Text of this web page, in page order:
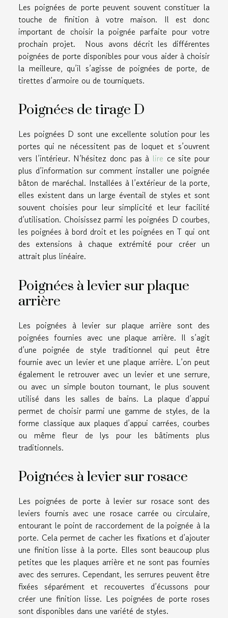
Les poignées de porte peuvent souvent constituer la
touche de finition à votre maison. Il est donc
important de choisir la poignée parfaite pour votre
prochain projet. Nous avons décrit les différentes
poignées de porte disponibles pour vous aider à choisir
la meilleure, qu’il s’agisse de poignées de porte, de
tirettes d’armoire ou de tourniquets.
Poignées de tirage D
Les poignées D sont une excellente solution pour les
portes qui ne nécessitent pas de loquet et s’ouvrent
vers l’intérieur. N’hésitez donc pas à lire ce site pour
plus d’information sur comment installer une poignée
bâton de maréchal. Installées à l’extérieur de la porte,
elles existent dans un large éventail de styles et sont
souvent choisies pour leur simplicité et leur facilité
d’utilisation. Choisissez parmi les poignées D courbes,
les poignées à bord droit et les poignées en T qui ont
des extensions à chaque extrémité pour créer un
attrait plus linéaire.
Poignées à levier sur plaque
arrière
Les poignées à levier sur plaque arrière sont des
poignées fournies avec une plaque arrière. Il s’agit
d’une poignée de style traditionnel qui peut être
fournie avec un levier et une plaque arrière. L’on peut
également le retrouver avec un levier et une serrure,
ou avec un simple bouton tournant, le plus souvent
utilisé dans les salles de bains. La plaque d’appui
permet de choisir parmi une gamme de styles, de la
forme classique aux plaques d’appui carrées, courbes
ou même fleur de lys pour les bâtiments plus
traditionnels.
Poignées à levier sur rosace
Les poignées de porte à levier sur rosace sont des
leviers fournis avec une rosace carrée ou circulaire,
entourant le point de raccordement de la poignée à la
porte. Cela permet de cacher les fixations et d’ajouter
une finition lisse à la porte. Elles sont beaucoup plus
petites que les plaques arrière et ne sont pas fournies
avec des serrures. Cependant, les serrures peuvent être
fixées séparément et recouvertes d’écussons pour
créer une finition lisse. Les poignées de porte roses
sont disponibles dans une variété de styles.